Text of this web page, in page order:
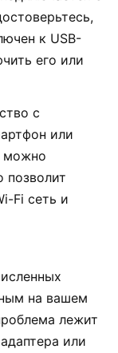
к USB-
его или
с
или
можно
позволит
Fi сеть и
на вашем
лежит
или